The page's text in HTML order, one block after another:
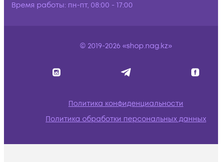
Время работы: пн-пт, 08:00 - 17:00
© 2019-2026 «shop.nag.kz»
Политика конфиденциальности
Политика обработки персональных данных